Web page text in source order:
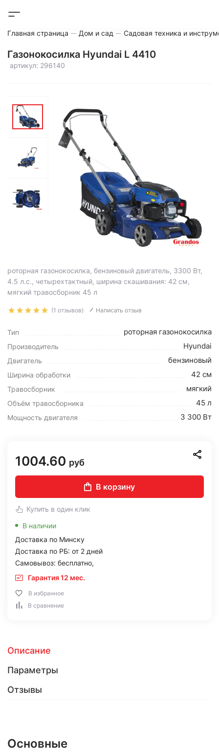
Главная страница Дом и сад Садовая техника и
Газонокосилка Hyundai L 4410
артикул: 296140
роторная газонокосилка, бензиновый двигатель, 3300 Вт,
4.5 л.с., четырехтактный, ширина скашивания: 42 см,
мягкий травосборник 45 л
(1 отзывов) Написать отзыв
Тип роторная газонокосилка
Производитель Hyundai
Двигатель бензиновый
Ширина обработки 42 см
Травосборник мягкий
Объём травосборника 45 л
Мощность двигателя 3 300 Вт
1004.60 руб
В корзину
Купить в один клик
В наличии
Доставка по Минску
Доставка по РБ: от 2 дней
Самовывоз: бесплатно,
Гарантия 12 мес.
В избранное
В сравнение
Описание
Параметры
Отзывы
Основные